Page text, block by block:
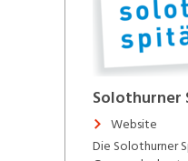
Solothurner
Website
Die Solothurner